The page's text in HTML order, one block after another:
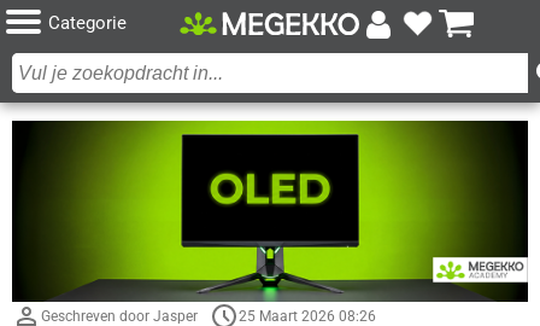
Categorie
Geschreven door Jasper 25 Maart 2026 08:26